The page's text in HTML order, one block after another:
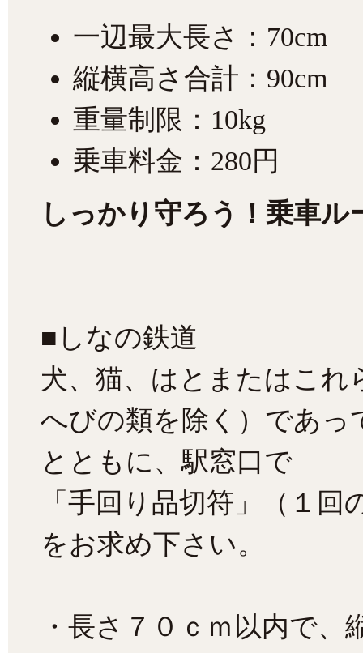
一辺最大長さ：70cm
縦横高さ合計：90cm
重量制限：10kg
乗車料金：280円
しっかり守ろう！乗車ル
■しなの鉄道
犬、猫、はとまたはこれ
へびの類を除く）であ
とともに、駅窓口で
「手回り品切符」（１
をお求め下さい。
・長さ７０ｃｍ以内で